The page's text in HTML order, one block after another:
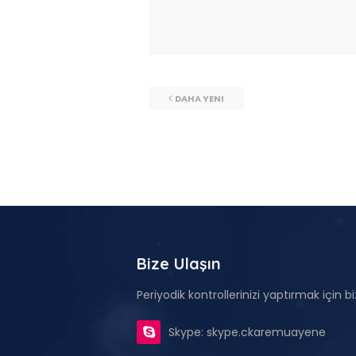
DAHA YENI
Bize Ulaşın
Periyodik kontrollerinizi yaptırmak için
Skype: skype.ckaremuayene